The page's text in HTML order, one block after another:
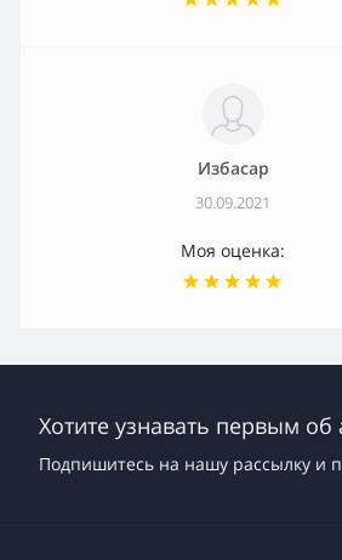
Избасар
30.09.2021
Моя оценка:
Хотите узнавать первым об
Подпишитесь на нашу рассылку и